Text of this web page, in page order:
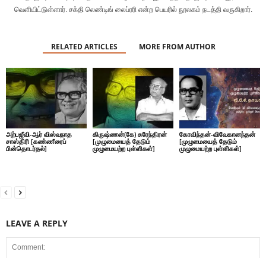
வெளியிட்டுள்ளார். சக்தி லெண்டிங் லைப்ரரி என்ற பெயரில் நூலகம் நடத்தி வருகிறார்.
RELATED ARTICLES MORE FROM AUTHOR
அற்பஜீவி-ஆர் விஸ்வநாத
சாஸ்திரி [கண்ணீரைப்
பின்தொடர்தல்]
கிருஷ்ணன்(கே) சுரேந்திரன்
[முழுமையைத் தேடும்
முழுமையற்ற புள்ளிகள்]
கோவிந்தன்-விவேகானந்தன்
[முழுமையைத் தேடும்
முழுமையற்ற புள்ளிகள்]
LEAVE A REPLY